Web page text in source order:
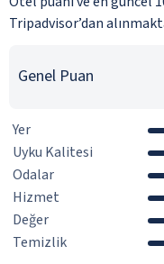
Tripadvisor’dan
Genel Puan
Yer
Uyku Kalitesi
Odalar
Hizmet
Değer
Temizlik